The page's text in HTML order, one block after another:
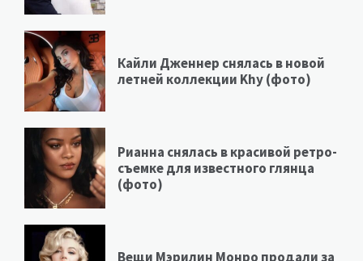
Кайли Дженнер снялась в новой
летней коллекции Khy (фото)
Рианна снялась в красивой ретро-
съемке для известного глянца
(фото)
Вещи Мэрилин Монро продали за